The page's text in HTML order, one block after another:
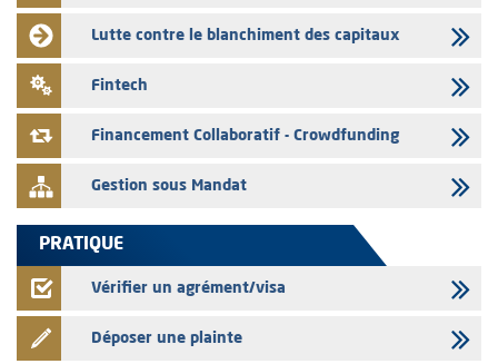
L’AMMC met sur son site internet les publications réalisées par les
émetteurs du 30 au 31 juillet 2026
31/07/2026
VEOLIA ENVIRONNEMENT – L’AMMC vise le prospectus définitif relatif
à l'augmentation de capital réservée aux salariés du groupe
Lutte contre le blanchiment des capitaux
Fintech
Financement Collaboratif - Crowdfunding
Gestion sous Mandat
PRATIQUE
Vérifier un agrément/visa
Déposer une plainte